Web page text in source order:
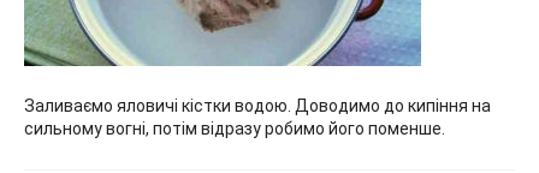
Заливаємо яловичі кістки водою. Доводимо до кипіння на
сильному вогні, потім відразу робимо його поменше.